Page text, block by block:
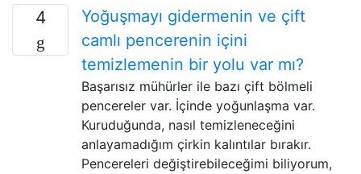
4
Yoğuşmayı gidermenin ve çift
camlı pencerenin içini
temizlemenin bir yolu var mı?
Başarısız mühürler ile bazı çift bölmeli
pencereler var. İçinde yoğunlaşma var.
Kuruduğunda, nasıl temizleneceğini
anlayamadığım çirkin kalıntılar bırakır.
Pencereleri değiştirebileceğimi biliyorum,